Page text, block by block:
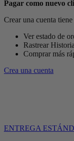
Pagar como nuevo
Crear una cuenta
Ver estado de
Rastrear
Comprar más
Crea una cuenta
ENTREGA